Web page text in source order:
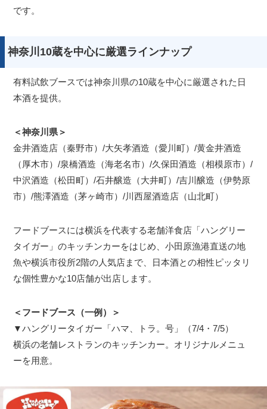
です。
神奈川10蔵を中心に厳選ラインナップ
有料試飲ブースでは神奈川県の10蔵を中心に厳選された日
本酒を提供。
＜神奈川県＞
金井酒造店（秦野市）/大矢孝酒造（愛川町）/黄金井酒造
（厚木市）/泉橋酒造（海老名市）/久保田酒造（相模原市）/
中沢酒造（松田町）/石井醸造（大井町）/吉川醸造（伊勢原
市）/熊澤酒造（茅ヶ崎市）/川西屋酒造店（山北町）
フードブースには横浜を代表する老舗洋食店「ハングリー
タイガー」のキッチンカーをはじめ、小田原漁港直送の地
魚や横浜市役所2階の人気店まで、日本酒との相性ピッタリ
な個性豊かな10店舗が出店します。
＜フードブース（一例）＞
▼ハングリータイガー「ハマ、トラ。号」（7/4・7/5）
横浜の老舗レストランのキッチンカー。オリジナルメニュ
ーを用意。